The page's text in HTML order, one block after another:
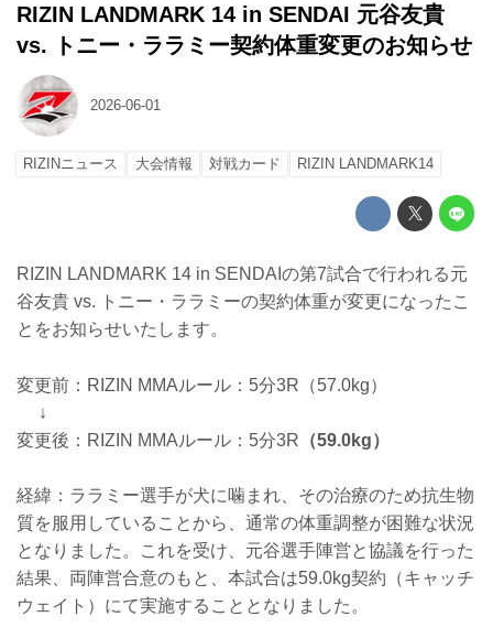
RIZIN LANDMARK 14 in SENDAI 元谷友貴
vs. トニー・ララミー契約体重変更のお知らせ
2026-06-01
RIZINニュース 大会情報 対戦カード RIZIN LANDMARK14
RIZIN LANDMARK 14 in SENDAIの第7試合で行われる元
谷友貴 vs. トニー・ララミーの契約体重が変更になったこ
とをお知らせいたします。
変更前：RIZIN MMAルール：5分3R（57.0kg）
↓
変更後：RIZIN MMAルール：5分3R （59.0kg）
経緯：ララミー選手が犬に噛まれ、その治療のため抗生物
質を服用していることから、通常の体重調整が困難な状況
となりました。これを受け、元谷選手陣営と協議を行った
結果、両陣営合意のもと、本試合は59.0kg契約（キャッチ
ウェイト）にて実施することとなりました。